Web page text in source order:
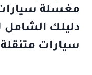
دليلك
سيارات متنقلة في